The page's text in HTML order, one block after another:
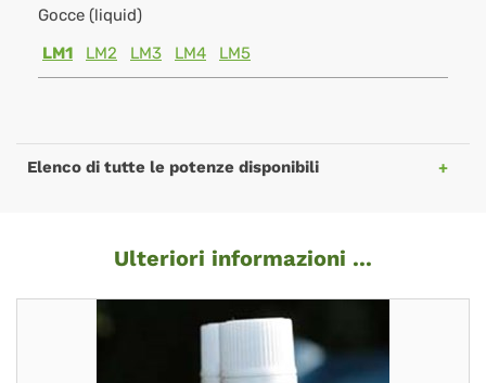
Gocce (liquid)
LM1
LM2 LM3 LM4 LM5
Elenco di tutte le potenze disponibili
Ulteriori informazioni ...